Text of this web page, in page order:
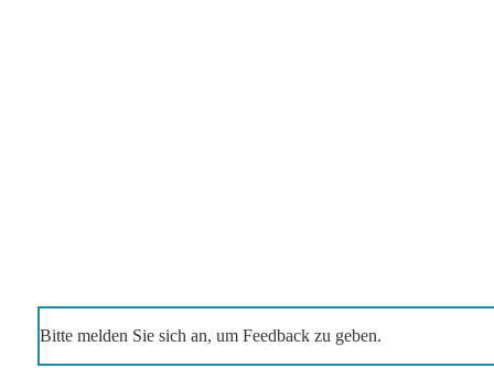
Bitte melden Sie sich an, um Feedback zu geben.